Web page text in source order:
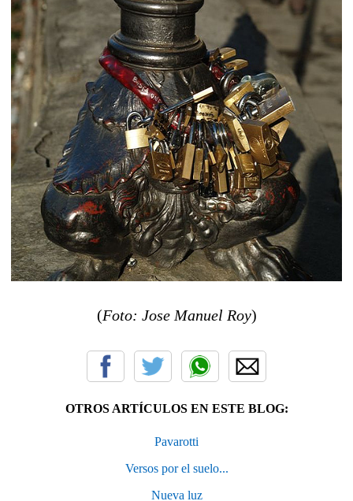
(Foto: Jose Manuel Roy)
OTROS ARTÍCULOS EN ESTE BLOG:
Pavarotti
Versos por el suelo...
Nueva luz